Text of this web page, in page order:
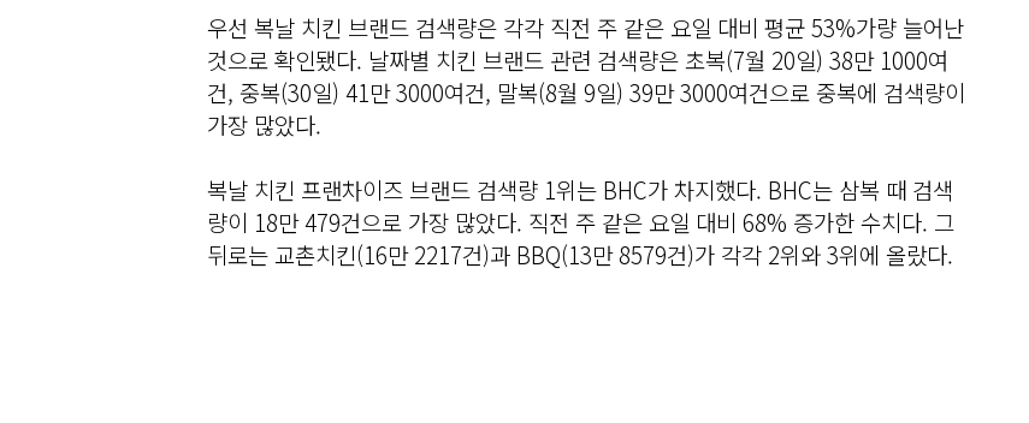
우선 복날 치킨 브랜드 검색량은 각각 직전 주 같은 요일 대비 평균 53%가량 늘어난
것으로 확인됐다. 날짜별 치킨 브랜드 관련 검색량은 초복(7월 20일) 38만 1000여
건, 중복(30일) 41만 3000여건, 말복(8월 9일) 39만 3000여건으로 중복에 검색량이
가장 많았다.
복날 치킨 프랜차이즈 브랜드 검색량 1위는 BHC가 차지했다. BHC는 삼복 때 검색
량이 18만 479건으로 가장 많았다. 직전 주 같은 요일 대비 68% 증가한 수치다. 그
뒤로는 교촌치킨(16만 2217건)과 BBQ(13만 8579건)가 각각 2위와 3위에 올랐다.